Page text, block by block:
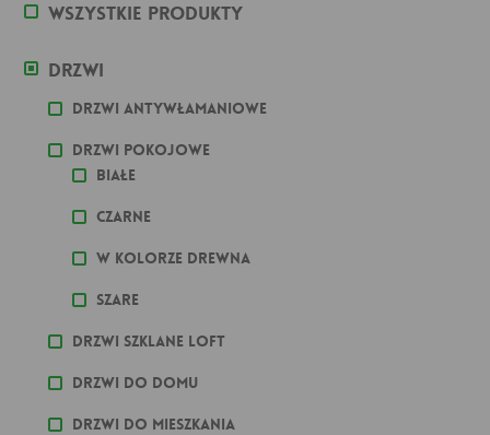
Wszystkie produkty
Drzwi
Drzwi antywłamaniowe
Drzwi pokojowe
Białe
Czarne
W kolorze drewna
Szare
Drzwi szklane loft
Drzwi do domu
Drzwi do mieszkania